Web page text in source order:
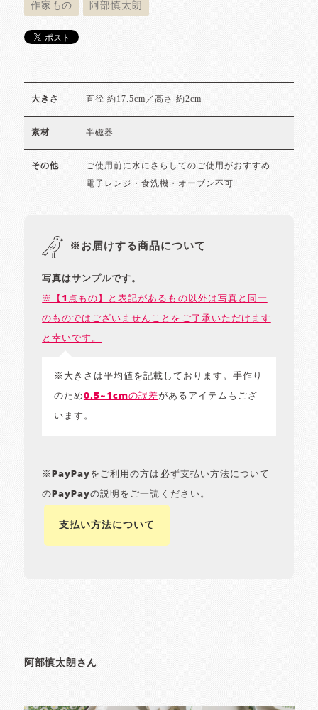
作家もの 阿部慎太朗
大きさ 直径 約17.5cm／高さ 約2cm
素材 半磁器
その他 ご使用前に水にさらしてのご使用がおすすめ
電子レンジ・食洗機・オーブン不可
※お届けする商品について
写真はサンプルです。
※【1点もの】と表記があるもの以外は写真と同一
のものではございませんことをご了承いただけます
と幸いです。
※大きさは平均値を記載しております。手作り
のため0.5~1cmの誤差があるアイテムもござ
います。
※PayPayをご利用の方は必ず支払い方法について
のPayPayの説明をご一読ください。
支払い方法について